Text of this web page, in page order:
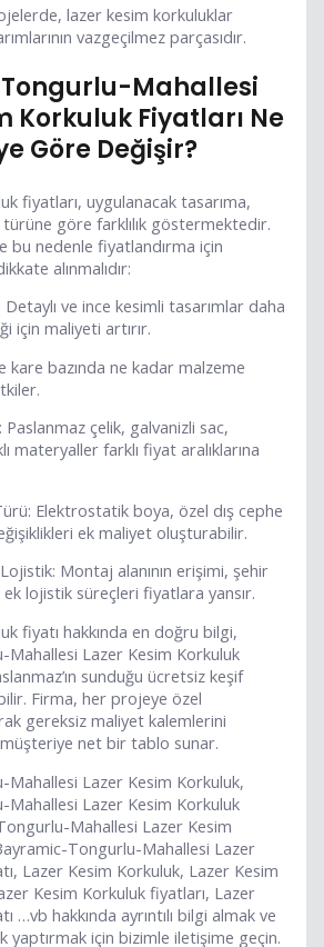
lazer kesim korkuluklar
vazgeçilmez parçasıdır.
Mahallesi
Korkuluk Fiyatları Ne
Göre Değişir?
fiyatları, uygulanacak tasarıma,
göre farklılık göstermektedir.
bu nedenle fiyatlandırma için
alınmalıdır:
Detaylı ve ince kesimli tasarımlar daha
için maliyeti artırır.
kare bazında ne kadar malzeme
Paslanmaz çelik, galvanizli sac,
materyaller farklı fiyat aralıklarına
Elektrostatik boya, özel dış cephe
ek maliyet oluşturabilir.
Montaj alanının erişimi, şehir
ek lojistik süreçleri fiyatlara yansır.
fiyatı hakkında en doğru bilgi,
Lazer Kesim Korkuluk
sunduğu ücretsiz keşif
Firma, her projeye özel
gereksiz maliyet kalemlerini
net bir tablo sunar.
Lazer Kesim Korkuluk,
Lazer Kesim Korkuluk
Mahallesi Lazer Kesim
Tongurlu-Mahallesi Lazer
Lazer Kesim Korkuluk, Lazer Kesim
Kesim Korkuluk fiyatları, Lazer
…vb hakkında ayrıntılı bilgi almak ve
yaptırmak için bizimle iletişime geçin.